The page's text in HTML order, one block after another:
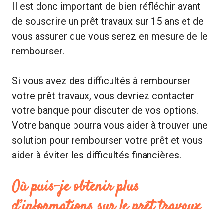
Il est donc important de bien réfléchir avant
de souscrire un prêt travaux sur 15 ans et de
vous assurer que vous serez en mesure de le
rembourser.
Si vous avez des difficultés à rembourser
votre prêt travaux, vous devriez contacter
votre banque pour discuter de vos options.
Votre banque pourra vous aider à trouver une
solution pour rembourser votre prêt et vous
aider à éviter les difficultés financières.
Où puis-je obtenir plus